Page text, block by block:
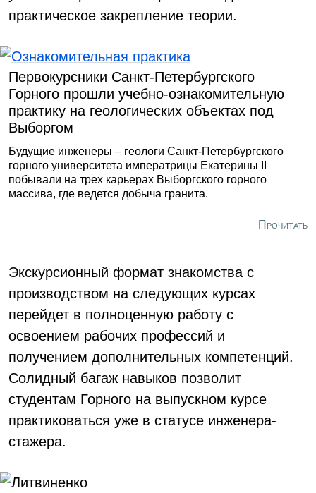
практическое закрепление теории.
Первокурсники Санкт-Петербургского
Горного прошли учебно-ознакомительную
практику на геологических объектах под
Выборгом
Будущие инженеры – геологи Санкт-Петербургского
горного университета императрицы Екатерины II
побывали на трех карьерах Выборгского горного
массива, где ведется добыча гранита.
Прочитать
Экскурсионный формат знакомства с
производством на следующих курсах
перейдет в полноценную работу с
освоением рабочих профессий и
получением дополнительных компетенций.
Солидный багаж навыков позволит
студентам Горного на выпускном курсе
практиковаться уже в статусе инженера-
стажера.